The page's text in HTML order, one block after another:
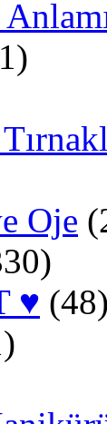
Oje
♥